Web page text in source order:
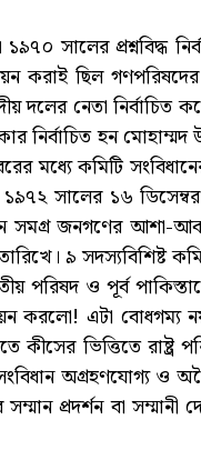
সালের প্রশ্নবিদ্ধ
করাই ছিল
নেতা নির্বাচিত
নির্বাচিত হন
মধ্যে কমিটি
সালের ১৬
সমগ্র জনগণের আশা-
৯ সদস্যবিশিষ্ট
পরিষদ ও পূর্ব
করলো! এটা বোধগম্য
ভিত্তিতে
অগ্রহণযোগ্য ও
প্রদর্শন বা